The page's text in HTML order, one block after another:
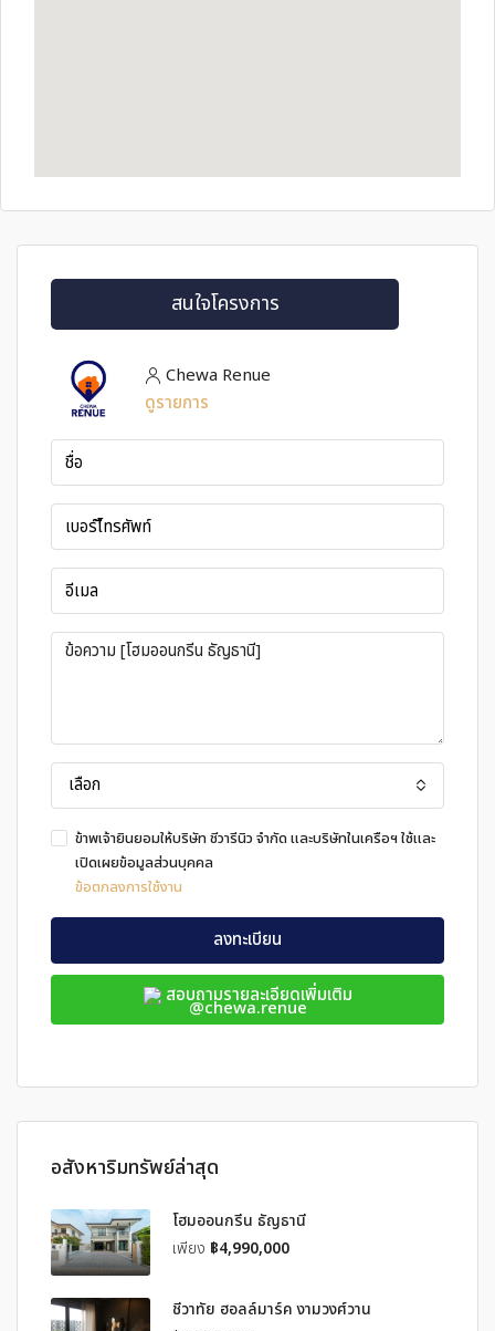
สนใจโครงการ
Chewa Renue
ดูรายการ
เลือก
ข้าพเจ้ายินยอมให้บริษัท ชีวารีนิว จำกัด และบริษัทในเครือฯ ใช้และ
เปิดเผยข้อมูลส่วนบุคคล
ข้อตกลงการใช้งาน
ลงทะเบียน
สอบถามรายละเอียดเพิ่มเติม
@chewa.renue
อสังหาริมทรัพย์ล่าสุด
โฮมออนกรีน ธัญธานี
เพียง ฿4,990,000
ชีวาทัย ฮอลล์มาร์ค งามวงศ์วาน